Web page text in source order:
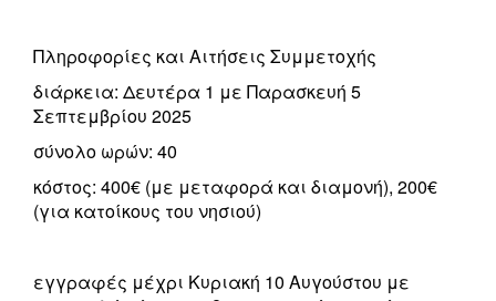
Πληροφορίες και Αιτήσεις Συμμετοχής
διάρκεια: Δευτέρα 1 με Παρασκευή 5
Σεπτεμβρίου 2025
σύνολο ωρών: 40
κόστος: 400€ (με μεταφορά και διαμονή), 200€
(για κατοίκους του νησιού)
εγγραφές μέχρι Κυριακή 10 Αυγούστου με